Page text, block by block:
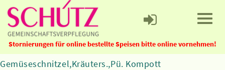
Stornierungen für online bestellte Speisen bitte online vornehmen!
Gemüseschnitzel,Kräuters.,Pü. Kompott